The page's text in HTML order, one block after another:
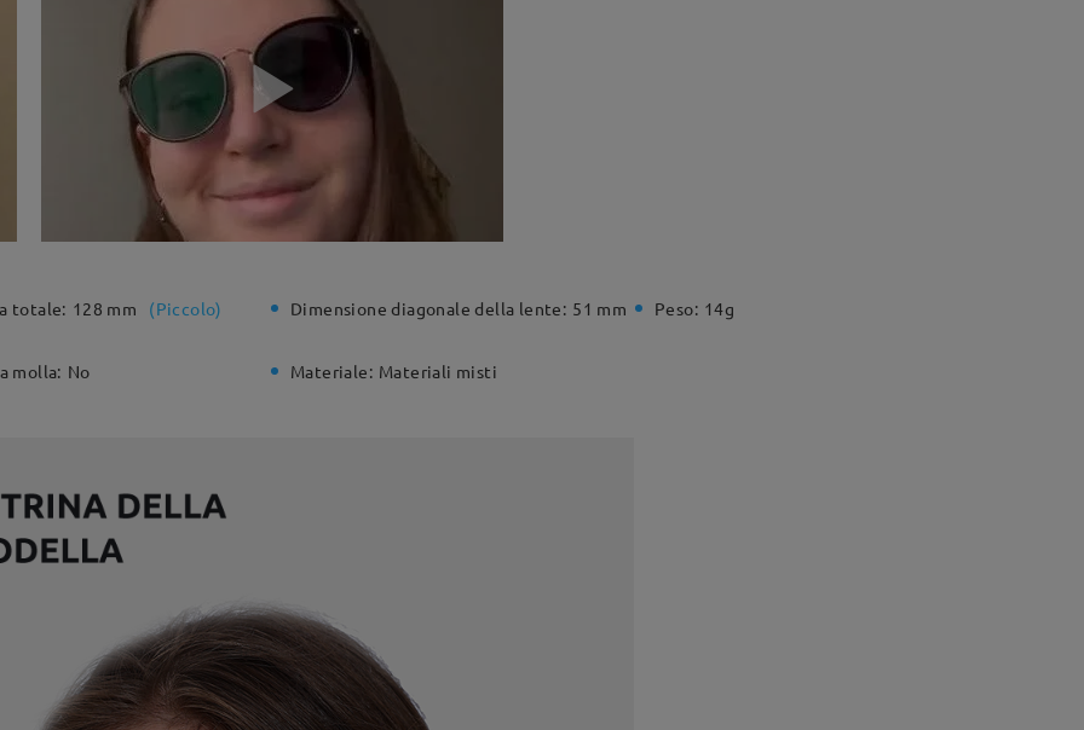
totale: 128 mm (Piccolo) Dimensione diagonale della lente: 51 mm Peso: 14g
molla: No Materiale: Materiali misti